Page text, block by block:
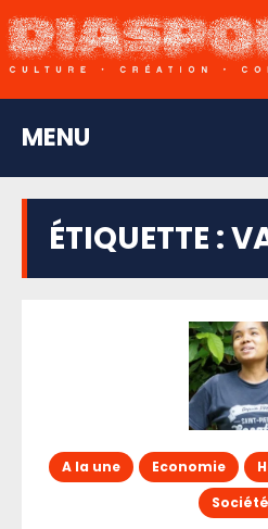
MENU
ÉTIQUETTE :
A la une Economie
Société